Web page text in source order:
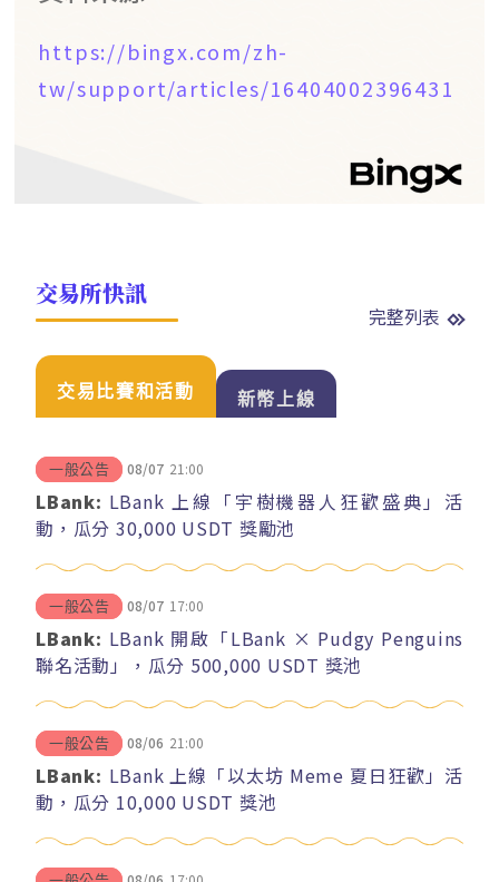
https://bingx.com/zh-
tw/support/articles/16404002396431
交易所快訊
完整列表
交易比賽和活動 新幣上線
一般公告 08/07 21:00
LBank: LBank 上線「宇樹機器人狂歡盛典」活
動，瓜分 30,000 USDT 獎勵池
一般公告 08/07 17:00
LBank: LBank 開啟「LBank × Pudgy Penguins
聯名活動」，瓜分 500,000 USDT 獎池
一般公告 08/06 21:00
LBank: LBank 上線「以太坊 Meme 夏日狂歡」活
動，瓜分 10,000 USDT 獎池